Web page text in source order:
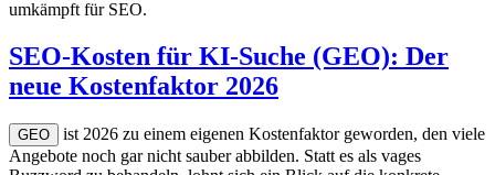
umkämpft für SEO.
SEO-Kosten für KI-Suche (GEO): Der
neue Kostenfaktor 2026
GEO
ist 2026 zu einem eigenen Kostenfaktor geworden, den viele
Angebote noch gar nicht sauber abbilden. Statt es als vages